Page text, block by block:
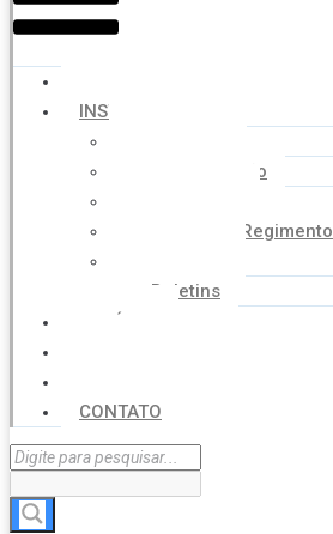
INSTITUCIONAL
Coordenação
Estatuto e Regimento
Boletins
NOTÍCIAS
CONTATO